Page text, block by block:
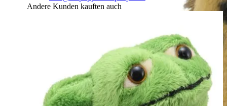
Andere Kunden kauften auch